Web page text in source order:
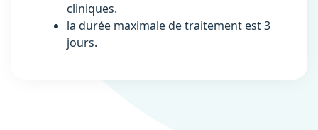
cliniques.
la durée maximale de traitement est 3
jours.